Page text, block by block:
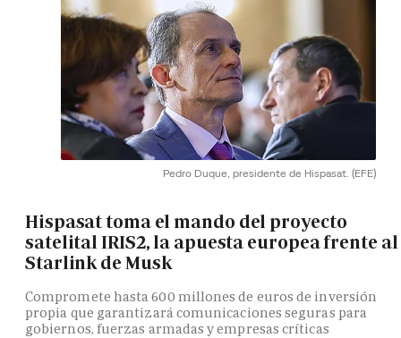
Pedro Duque, presidente de Hispasat. (EFE)
Hispasat toma el mando del proyecto
satelital IRIS2, la apuesta europea frente al
Starlink de Musk
Compromete hasta 600 millones de euros de inversión
propia que garantizará comunicaciones seguras para
gobiernos, fuerzas armadas y empresas críticas